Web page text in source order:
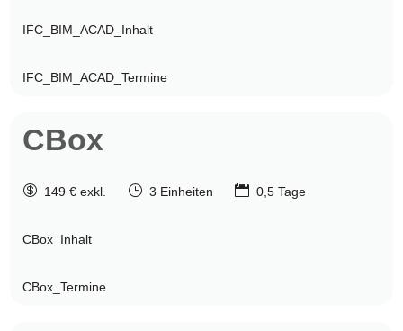
IFC_BIM_ACAD_Inhalt
IFC_BIM_ACAD_Termine
CBox
149 € exkl. }3 Einheiten  0,5 Tage
CBox_Inhalt
CBox_Termine